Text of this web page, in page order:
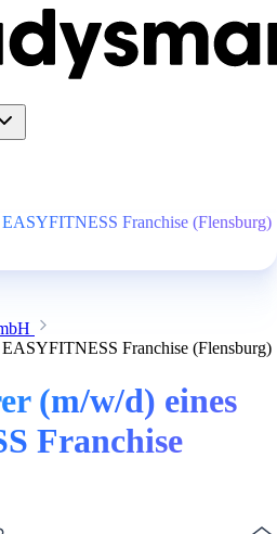
Franchise (Flensburg)
Franchise (Flensburg)
(m/w/d) eines
Franchise